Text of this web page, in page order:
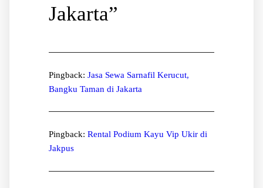
Jakarta”
Pingback: Jasa Sewa Sarnafil Kerucut,
Bangku Taman di Jakarta
Pingback: Rental Podium Kayu Vip Ukir di
Jakpus